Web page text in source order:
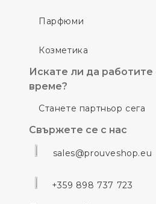
Парфюми
Козметика
Искате ли да
време?
Станете партньор сега
Свържете се с нас
sales@prouveshop.eu
+359 898 737 723